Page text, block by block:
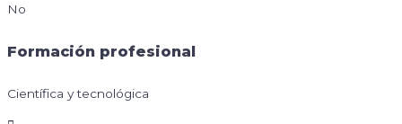
No
Formación profesional
Científica y tecnológica